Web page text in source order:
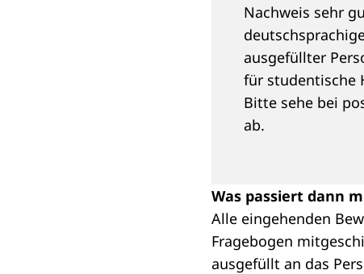
Nachweis sehr
ausgefüllter
für studentische
Bitte sehe bei
ab.
Was passiert dann
Alle eingehenden
Fragebogen
ausgefüllt an das